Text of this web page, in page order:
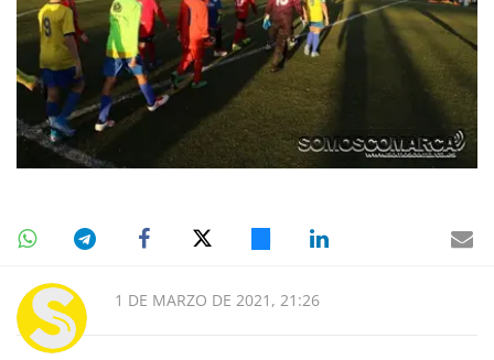
1 DE MARZO DE 2021, 21:26